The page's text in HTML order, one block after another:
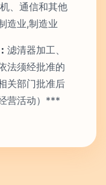
、通信和其他
造业,制造业
滤清器加工、
法须经批准的
关部门批准后
营活动）***